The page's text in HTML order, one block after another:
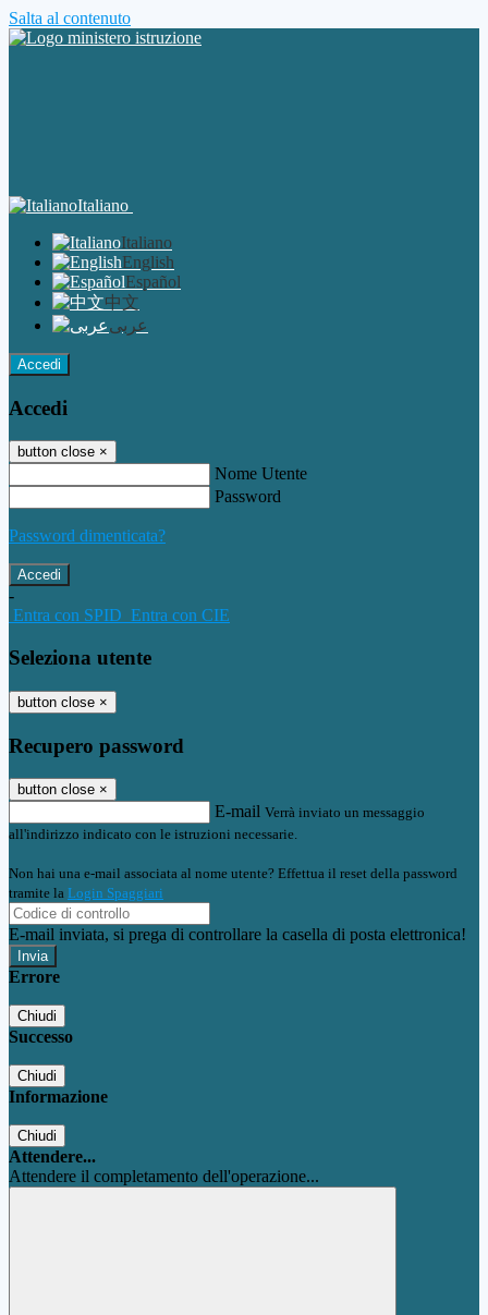
Salta al contenuto
Italiano
Italiano
English
Español
中文
عربى
Accedi
Accedi
button close ×
Nome Utente
Password
Password dimenticata?
-
Entra con SPID Entra con CIE
Seleziona utente
button close ×
Recupero password
button close ×
E-mail Verrà inviato un messaggio
all'indirizzo indicato con le istruzioni necessarie.
Non hai una e-mail associata al nome utente? Effettua il reset della password
tramite la Login Spaggiari
E-mail inviata, si prega di controllare la casella di posta elettronica!
Errore
Chiudi
Successo
Chiudi
Informazione
Chiudi
Attendere...
Attendere il completamento dell'operazione...